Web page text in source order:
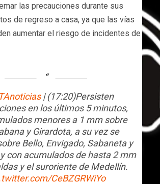
las precauciones durante sus
de regreso a casa, ya que las vías
aumentar el riesgo de incidentes de
| (17:20)Persisten
en los últimos 5 minutos,
menores a 1 mm sobre
y Girardota, a su vez se
Bello, Envigado, Sabaneta y
con acumulados de hasta 2 mm
y el suroriente de Medellín.
CeBZGRWiYo